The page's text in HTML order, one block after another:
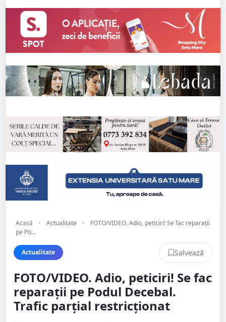
Acasă • Actualitate •
FOTO/VIDEO. Adio, peticiri! Se fac reparații
pe Po...
Actualitate Salvează
FOTO/VIDEO. Adio, peticiri! Se fac
reparații pe Podul Decebal.
Trafic parțial restricționat